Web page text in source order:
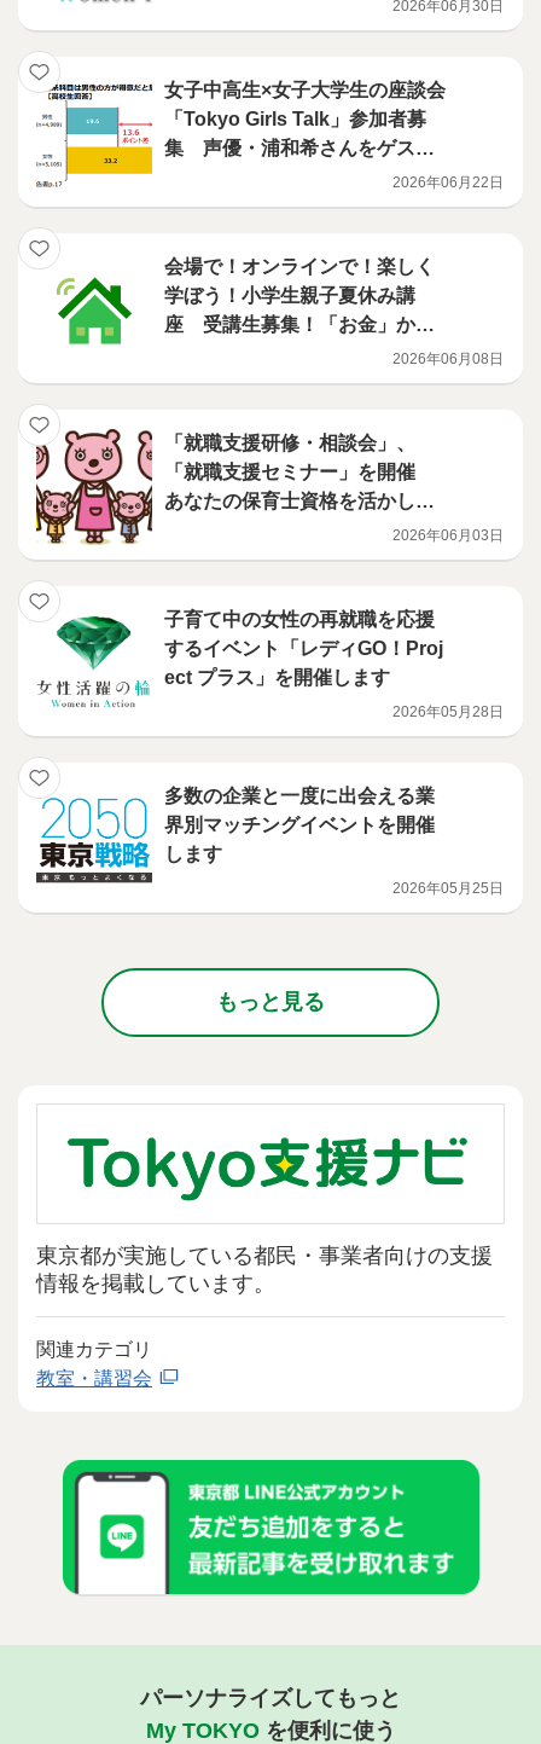
2026年06月30日
女子中高生×女子大学生の座談会
「Tokyo Girls Talk」参加者募
集 声優・浦和希さんをゲスト
に迎え、8月23日（日曜日）開催2026年06月22日
会場で！オンラインで！楽しく
学ぼう！小学生親子夏休み講
座 受講生募集！「お金」か
ら、「ネットのルール」、「エ
シカル」まで
2026年06月08日
「就職支援研修・相談会」、
「就職支援セミナー」を開催
あなたの保育士資格を活かしま
せんか 事前申込・参加費無料2026年06月03日
子育て中の女性の再就職を応援
するイベント「レディGO！Proj
ect プラス」を開催します
2026年05月28日
多数の企業と一度に出会える業
界別マッチングイベントを開催
します
2026年05月25日
もっと見る
東京都が実施している都民・事業者向けの支援
情報を掲載しています。
関連カテゴリ
教室・講習会
パーソナライズしてもっと
My TOKYOを便利に使う